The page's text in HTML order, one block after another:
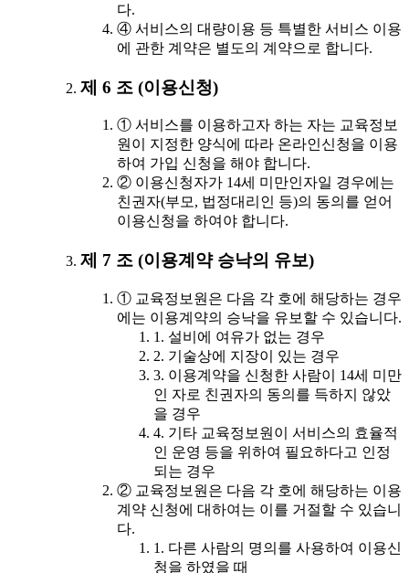
다.
④ 서비스의 대량이용 등 특별한 서비스 이용
에 관한 계약은 별도의 계약으로 합니다.
제 6 조 (이용신청)
① 서비스를 이용하고자 하는 자는 교육정보
원이 지정한 양식에 따라 온라인신청을 이용
하여 가입 신청을 해야 합니다.
② 이용신청자가 14세 미만인자일 경우에는
친권자(부모, 법정대리인 등)의 동의를 얻어
이용신청을 하여야 합니다.
제 7 조 (이용계약 승낙의 유보)
① 교육정보원은 다음 각 호에 해당하는 경우
에는 이용계약의 승낙을 유보할 수 있습니다.
1. 설비에 여유가 없는 경우
2. 기술상에 지장이 있는 경우
3. 이용계약을 신청한 사람이 14세 미만
인 자로 친권자의 동의를 득하지 않았
을 경우
4. 기타 교육정보원이 서비스의 효율적
인 운영 등을 위하여 필요하다고 인정
되는 경우
② 교육정보원은 다음 각 호에 해당하는 이용
계약 신청에 대하여는 이를 거절할 수 있습니
다.
1. 다른 사람의 명의를 사용하여 이용신
청을 하였을 때